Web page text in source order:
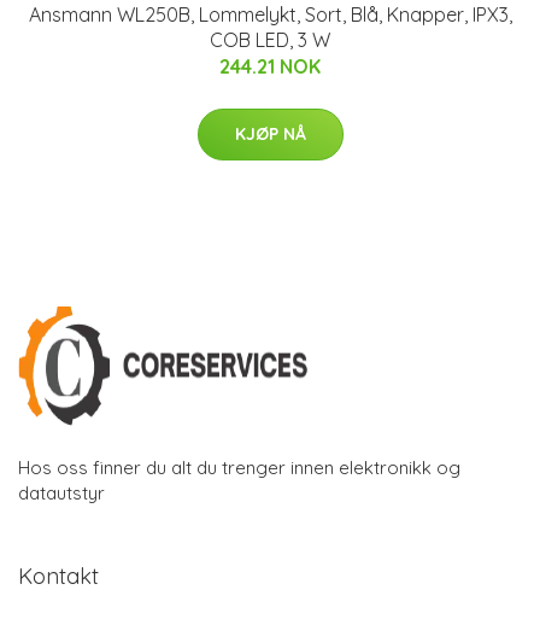
Ansmann WL250B, Lommelykt, Sort, Blå, Knapper, IPX3,
COB LED, 3 W
244.21 NOK
KJØP NÅ
Hos oss finner du alt du trenger innen elektronikk og
datautstyr
Kontakt